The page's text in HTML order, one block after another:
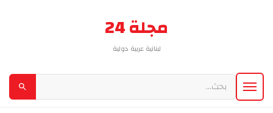
مجلة 24
لبنانية عربية دولية